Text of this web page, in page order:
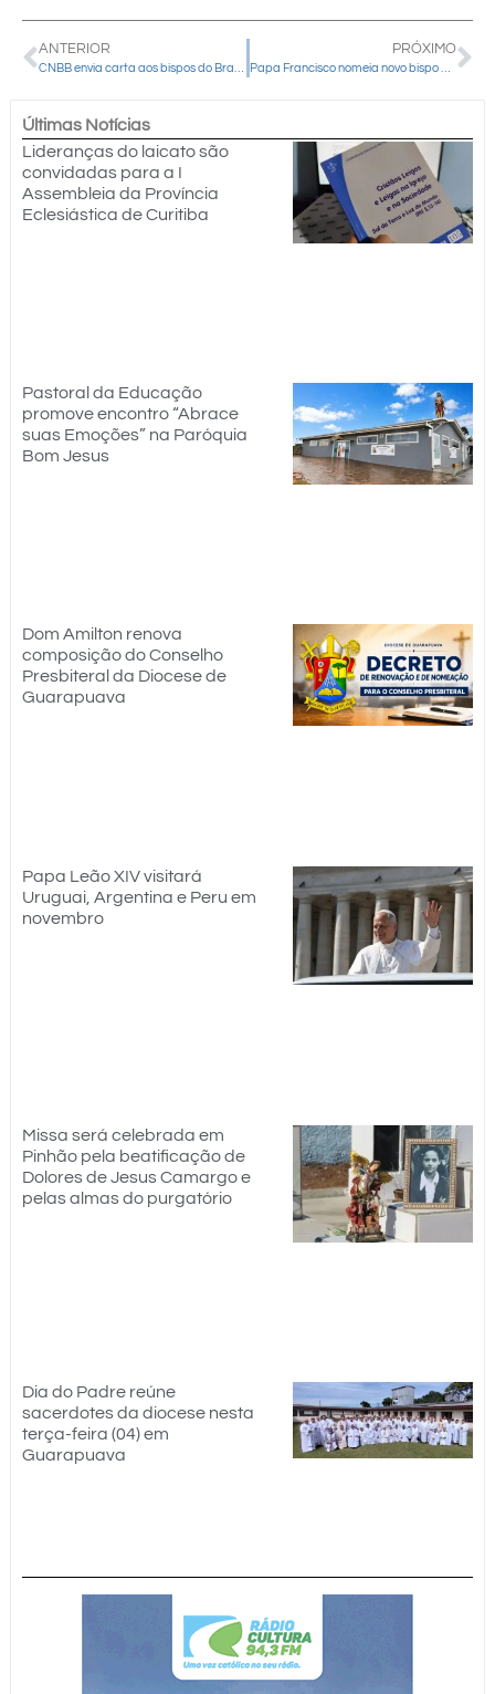
ANTERIOR
CNBB envia carta aos bispos do Brasil com pedido de oração por ocasião dos 2 anos da guerra na Ucrânia
PRÓXIMO
Papa Francisco nomeia novo bispo auxiliar para a arquidiocese de Curitiba (PR)
Últimas Notícias
Lideranças do laicato são
convidadas para a I
Assembleia da Província
Eclesiástica de Curitiba
Pastoral da Educação
promove encontro “Abrace
suas Emoções” na Paróquia
Bom Jesus
Dom Amilton renova
composição do Conselho
Presbiteral da Diocese de
Guarapuava
Papa Leão XIV visitará
Uruguai, Argentina e Peru em
novembro
Missa será celebrada em
Pinhão pela beatificação de
Dolores de Jesus Camargo e
pelas almas do purgatório
Dia do Padre reúne
sacerdotes da diocese nesta
terça-feira (04) em
Guarapuava